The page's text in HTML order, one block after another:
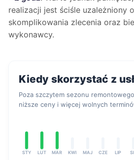
realizacji jest ściśle uzależniony
skomplikowania zlecenia oraz
wykonawcy.
Kiedy skorzystać z
Poza szczytem sezonu
niższe ceny i więcej wolnych
STY LUT MAR KWI MAJ CZE LIP